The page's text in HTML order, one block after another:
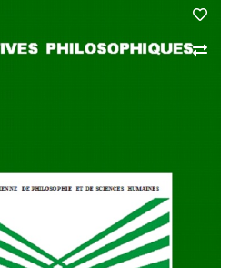
Buy Product